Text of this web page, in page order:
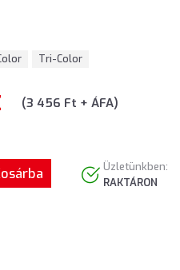
Tri-Color
(3 456 Ft + ÁFA)
Üzletünkben:
RAKTÁRON